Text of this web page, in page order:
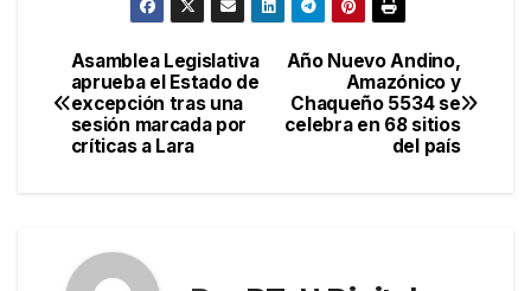
Navegación
de
Año Nuevo Andino,
Amazónico y
Chaqueño 5534 se
celebra en 68 sitios
del país
Asamblea Legislativa
aprueba el Estado de
excepción tras una
sesión marcada por
críticas a Lara